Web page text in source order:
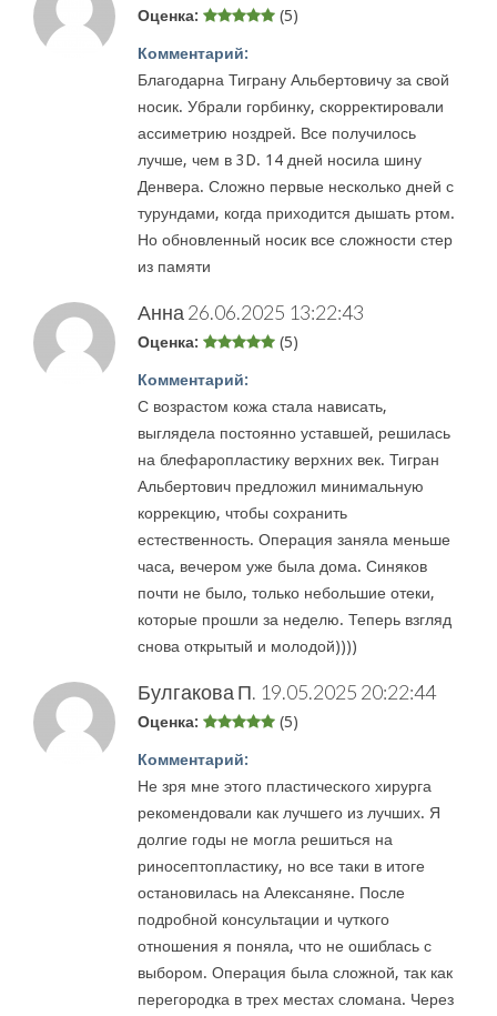
Оценка: (5)
Комментарий:
Благодарна Тиграну Альбертовичу за свой
носик. Убрали горбинку, скорректировали
ассиметрию ноздрей. Все получилось
лучше, чем в 3D. 14 дней носила шину
Денвера. Сложно первые несколько дней с
турундами, когда приходится дышать ртом.
Но обновленный носик все сложности стер
из памяти
Анна 26.06.2025 13:22:43
Оценка: (5)
Комментарий:
С возрастом кожа стала нависать,
выглядела постоянно уставшей, решилась
на блефаропластику верхних век. Тигран
Альбертович предложил минимальную
коррекцию, чтобы сохранить
естественность. Операция заняла меньше
часа, вечером уже была дома. Синяков
почти не было, только небольшие отеки,
которые прошли за неделю. Теперь взгляд
снова открытый и молодой))))
Булгакова П. 19.05.2025 20:22:44
Оценка: (5)
Комментарий:
Не зря мне этого пластического хирурга
рекомендовали как лучшего из лучших. Я
долгие годы не могла решиться на
риносептопластику, но все таки в итоге
остановилась на Алексаняне. После
подробной консультации и чуткого
отношения я поняла, что не ошиблась с
выбором. Операция была сложной, так как
перегородка в трех местах сломана. Через